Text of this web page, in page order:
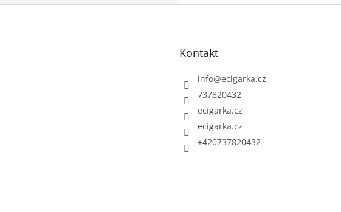
Kontakt
info@ecigarka.cz
737820432
ecigarka.cz
ecigarka.cz
+420737820432